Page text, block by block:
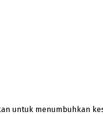
untuk menumbuhkan